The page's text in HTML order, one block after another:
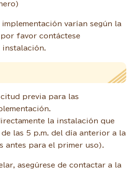
implementación varían según la
favor contáctese
previa para las
la instalación que
las 5 p.m. del día anterior a la
antes para el primer uso).
asegúrese de contactar a la